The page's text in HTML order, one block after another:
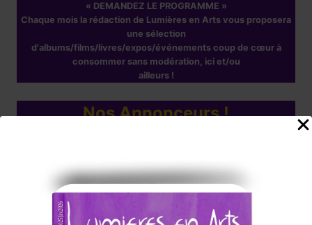
« DEMANDEZ LE PROGRAMME »
Chaque mois la rédaction de Lumières en Arts vous proposera
une sélection
d'albums/films/livres/expos/événements coup de cœur à
consommer sans modération, ici et/ou
ailleurs !
Nos Annonceurs !